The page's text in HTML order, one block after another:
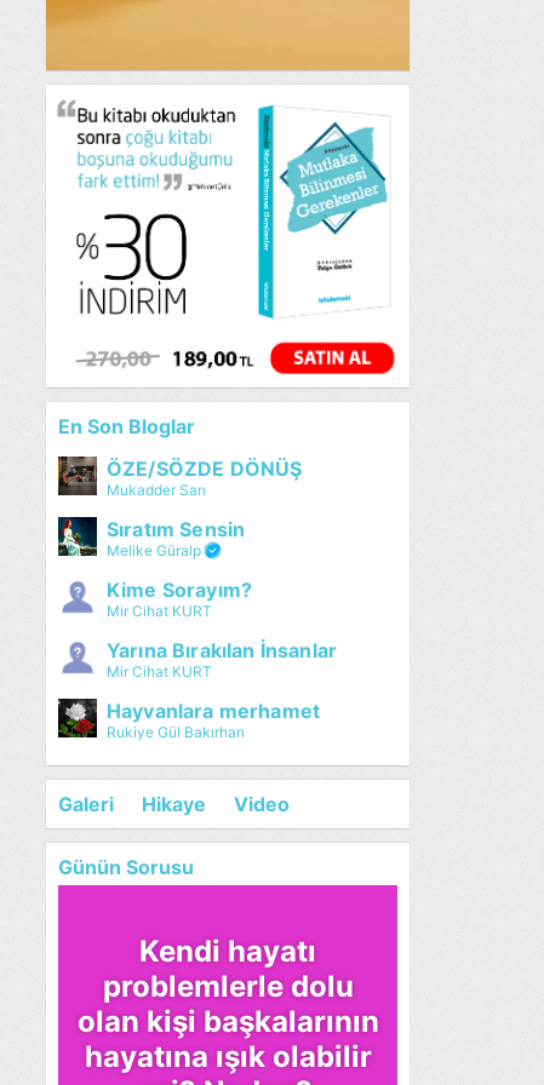
En Son Bloglar
ÖZE/SÖZDE DÖNÜŞ
Mukadder Sarı
Sıratım Sensin
Melike Güralp
Kime Sorayım?
Mir Cihat KURT
Yarına Bırakılan İnsanlar
Mir Cihat KURT
Hayvanlara merhamet
Rukiye Gül Bakırhan
Galeri Hikaye Video
Günün Sorusu
Kendi hayatı
problemlerle dolu
olan kişi başkalarının
hayatına ışık olabilir